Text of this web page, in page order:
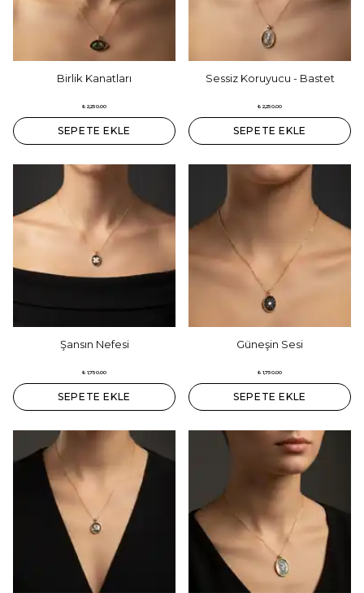
Birlik Kanatları
₺ 2,250.00
SEPETE EKLE
Sessiz Koruyucu - Bastet
₺ 2,250.00
SEPETE EKLE
Şansın Nefesi
₺ 1,750.00
SEPETE EKLE
Güneşin Sesi
₺ 1,750.00
SEPETE EKLE